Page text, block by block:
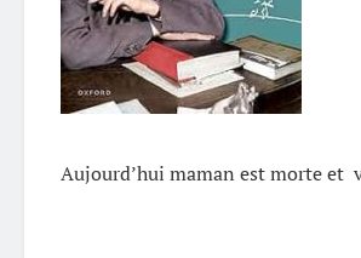
Aujourd’hui maman est morte et